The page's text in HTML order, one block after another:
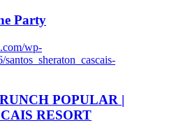
Party
wp-
POPULAR |
RESORT